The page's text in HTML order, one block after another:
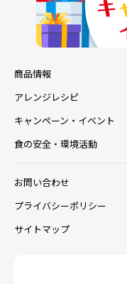
商品情報
アレンジレシピ
キャンペーン・イベント
食の安全・環境活動
お問い合わせ
プライバシーポリシー
サイトマップ